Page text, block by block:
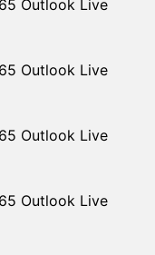
Outlook Live
Outlook Live
Outlook Live
Outlook Live